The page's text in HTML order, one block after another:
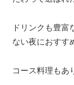
ドリンクも豊富
ない夜におすす
コース料理もあ